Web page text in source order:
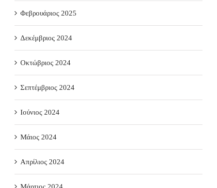
Φεβρουάριος 2025
Δεκέμβριος 2024
Οκτώβριος 2024
Σεπτέμβριος 2024
Ιούνιος 2024
Μάιος 2024
Απρίλιος 2024
Μάρτιος 2024